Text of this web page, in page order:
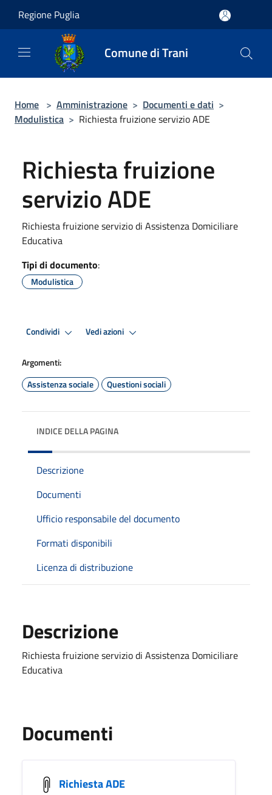
Regione Puglia
Comune di Trani
Home > Amministrazione > Documenti e dati >
Modulistica > Richiesta fruizione servizio ADE
Richiesta fruizione
servizio ADE
Richiesta fruizione servizio di Assistenza Domiciliare
Educativa
Tipi di documento:
Modulistica
Condividi Vedi azioni
Argomenti:
Assistenza sociale
Questioni sociali
INDICE DELLA PAGINA
Descrizione
Documenti
Ufficio responsabile del documento
Formati disponibili
Licenza di distribuzione
Descrizione
Richiesta fruizione servizio di Assistenza Domiciliare
Educativa
Documenti
Richiesta ADE